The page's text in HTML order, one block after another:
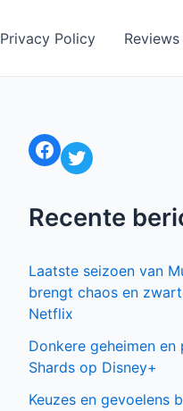
Privacy Policy
Facebook Twitter
Recente
Laatste seizoen van
brengt chaos en
Netflix
Donkere geheimen en
Shards op Disney+
Keuzes en gevoelens